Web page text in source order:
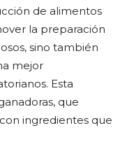
de alimentos
la preparación
sino también
mejor
Esta
que
ingredientes que